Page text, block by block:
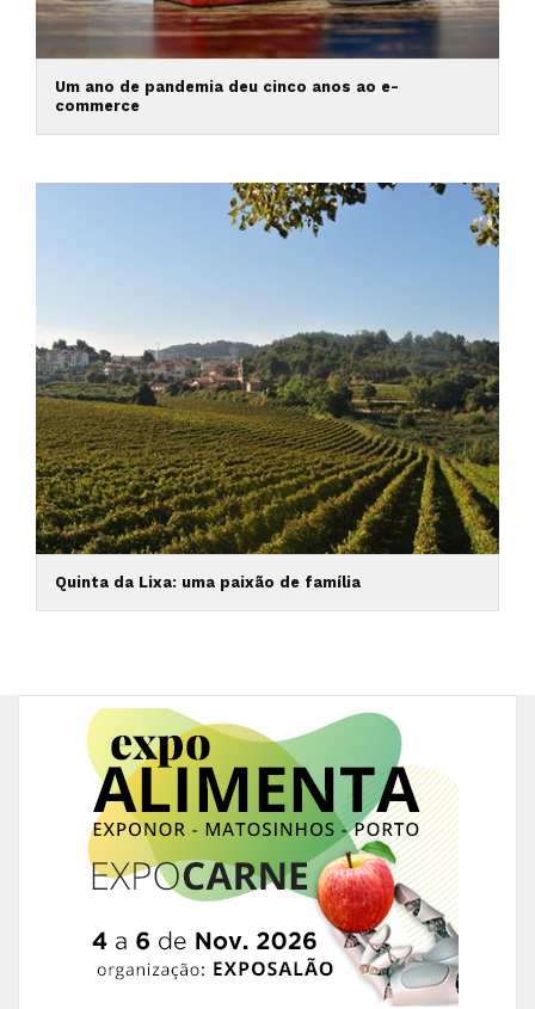
Um ano de pandemia deu cinco anos ao e-
commerce
Quinta da Lixa: uma paixão de família